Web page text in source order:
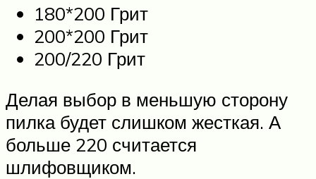
180*200 Грит
200*200 Грит
200/220 Грит
Делая выбор в меньшую сторону
пилка будет слишком жесткая. А
больше 220 считается
шлифовщиком.